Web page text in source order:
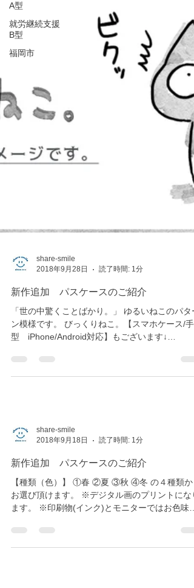
A型
就労継続支援
B型
福岡市
share-smile
新作追加 パスケースのご紹介
「世の中驚くことばかり。」 ゆるいねこのパタ
ン模様です。 びっくりねこ。【スマホケース/手
のプリントになります。...
share-smile
新作追加 パスケースのご紹介
【種類（色）】 ①春 ②夏 ③秋 ④冬 の４種類か
お選び頂けます。 ※デジタル画のプリントにな
https://minne.com/items/15637072...